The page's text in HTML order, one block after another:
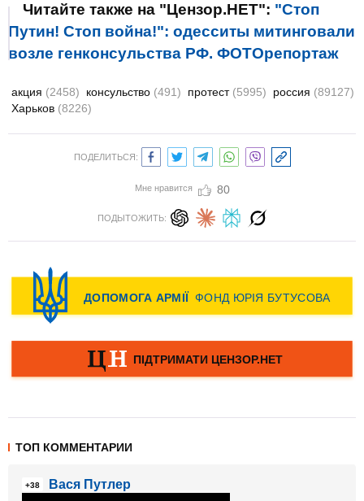
Читайте также на "Цензор.НЕТ": "Стоп
Путин! Стоп война!": одесситы митинговали
возле генконсульства РФ. ФОТОрепортаж
акция (2458) консульство (491) протест (5995) россия (89127)
Харьков (8226)
ПОДЕЛИТЬСЯ:
Мне нравится 80
ПОДЫТОЖИТЬ:
ТОП КОММЕНТАРИИ
+38 Вася Путлер